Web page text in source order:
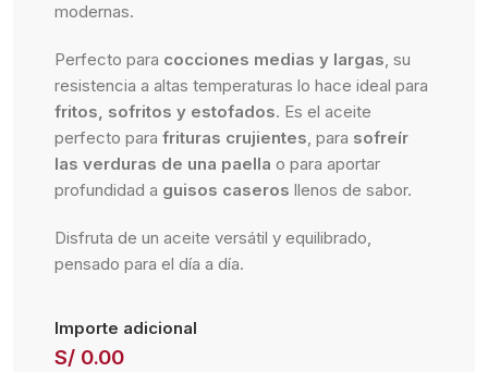
modernas.
Perfecto para cocciones medias y largas, su
resistencia a altas temperaturas lo hace ideal para
fritos, sofritos y estofados. Es el aceite
perfecto para frituras crujientes, para sofreír
las verduras de una paella o para aportar
profundidad a guisos caseros llenos de sabor.
Disfruta de un aceite versátil y equilibrado,
pensado para el día a día.
Importe adicional
S/ 0.00